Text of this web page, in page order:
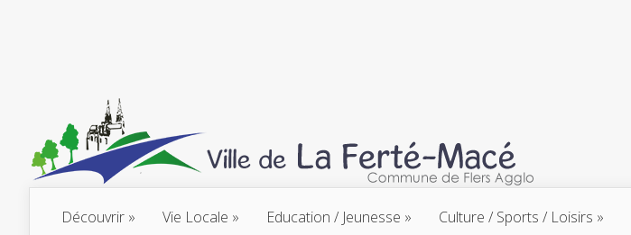
Découvrir Vie Locale Education / Jeunesse Culture / Sports / Loisirs